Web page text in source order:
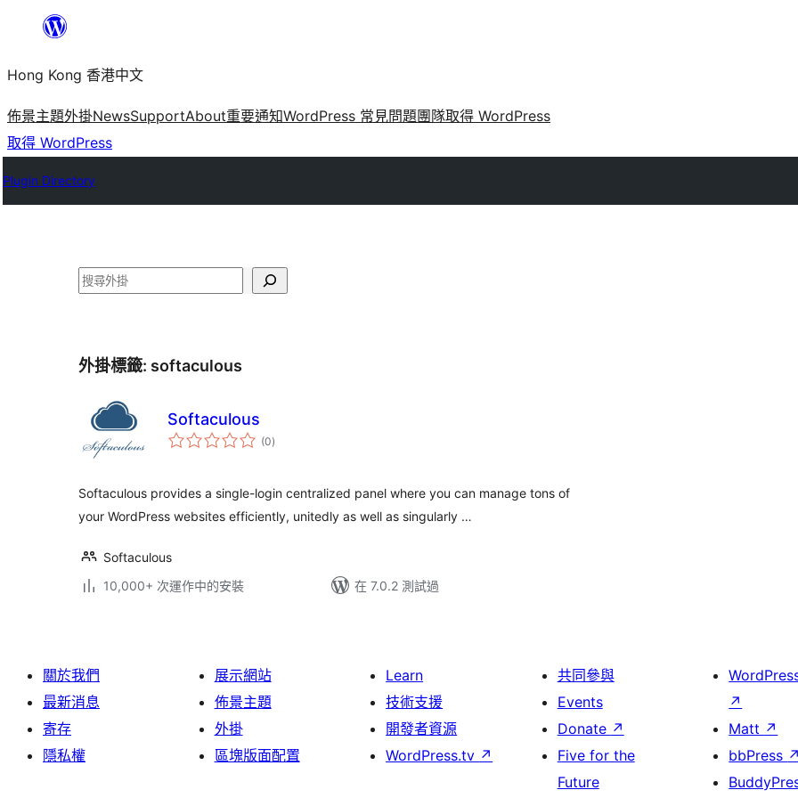
主
要
內
容
Hong Kong 香港中文
佈景主題外掛NewsSupportAbout重要通知WordPress 常見問題團隊取得 WordPress
取得 WordPress
Plugin Directory
搜
外掛標籤: softaculous
Softaculous
(0總
評)
Softaculous provides a single-login centralized panel where you can manage tons of
your WordPress websites efficiently, unitedly as well as singularly …
Softaculous
10,000+ 次運作中的安裝
在 7.0.2 測試過
關於我們
最新消息
寄存
隱私權
展示網站
佈景主題
外掛
區塊版面配置
Learn
技術支援
開發者資源
WordPress.tv ↗
共同參與
Events
Donate ↗
Five for the
Future
↗
Matt ↗
bbPress ↗